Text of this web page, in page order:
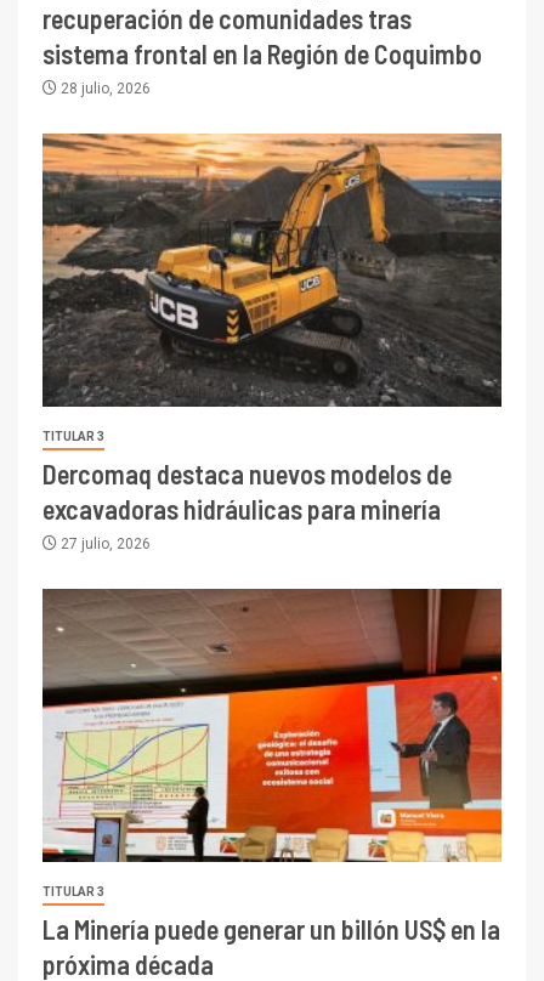
recuperación de comunidades tras
sistema frontal en la Región de Coquimbo
28 julio, 2026
TITULAR 3
Dercomaq destaca nuevos modelos de
excavadoras hidráulicas para minería
27 julio, 2026
TITULAR 3
La Minería puede generar un billón US$ en la
próxima década